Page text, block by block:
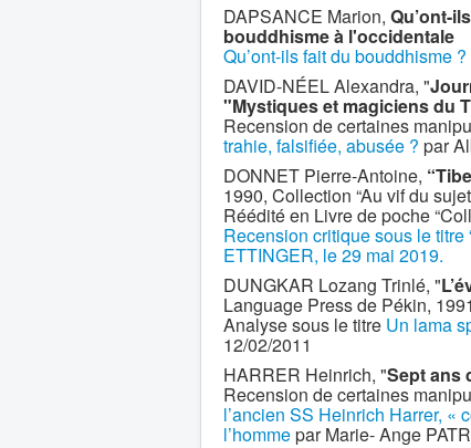
DAPSANCE Marion, Qu’ont-
bouddhisme à l'occidentale
Qu’ont-ils fait du bouddhisme
DAVID-NÉEL Alexandra, "
"Mystiques et magiciens du
Recension de certaines
trahie, falsifiée, abusée ? par
DONNET Pierre-Antoine,
1990, Collection “Au vif du
Réédité en Livre de poche
Recension critique sous le titre
ETTINGER, le 29 mai 2019.
DUNGKAR Lozang Trinlé, "
Language Press de Pékin,
Analyse sous le titre Un lama
12/02/2011
HARRER Heinrich, "Sept ans
Recension de certaines
l’ancien SS Heinrich Harrer, «
l’hommepar Marie- Ange